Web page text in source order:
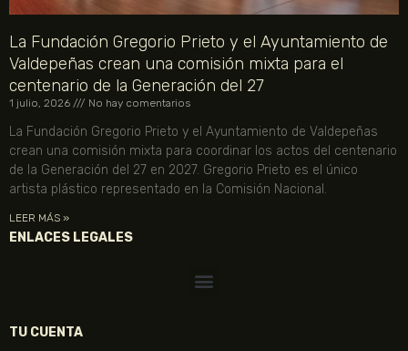
La Fundación Gregorio Prieto y el Ayuntamiento de
Valdepeñas crean una comisión mixta para el
centenario de la Generación del 27
1 julio, 2026 No hay comentarios
La Fundación Gregorio Prieto y el Ayuntamiento de Valdepeñas
crean una comisión mixta para coordinar los actos del centenario
de la Generación del 27 en 2027. Gregorio Prieto es el único
artista plástico representado en la Comisión Nacional.
LEER MÁS »
ENLACES LEGALES
TU CUENTA